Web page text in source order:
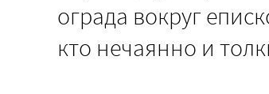
ограда вокруг
кто нечаянно и